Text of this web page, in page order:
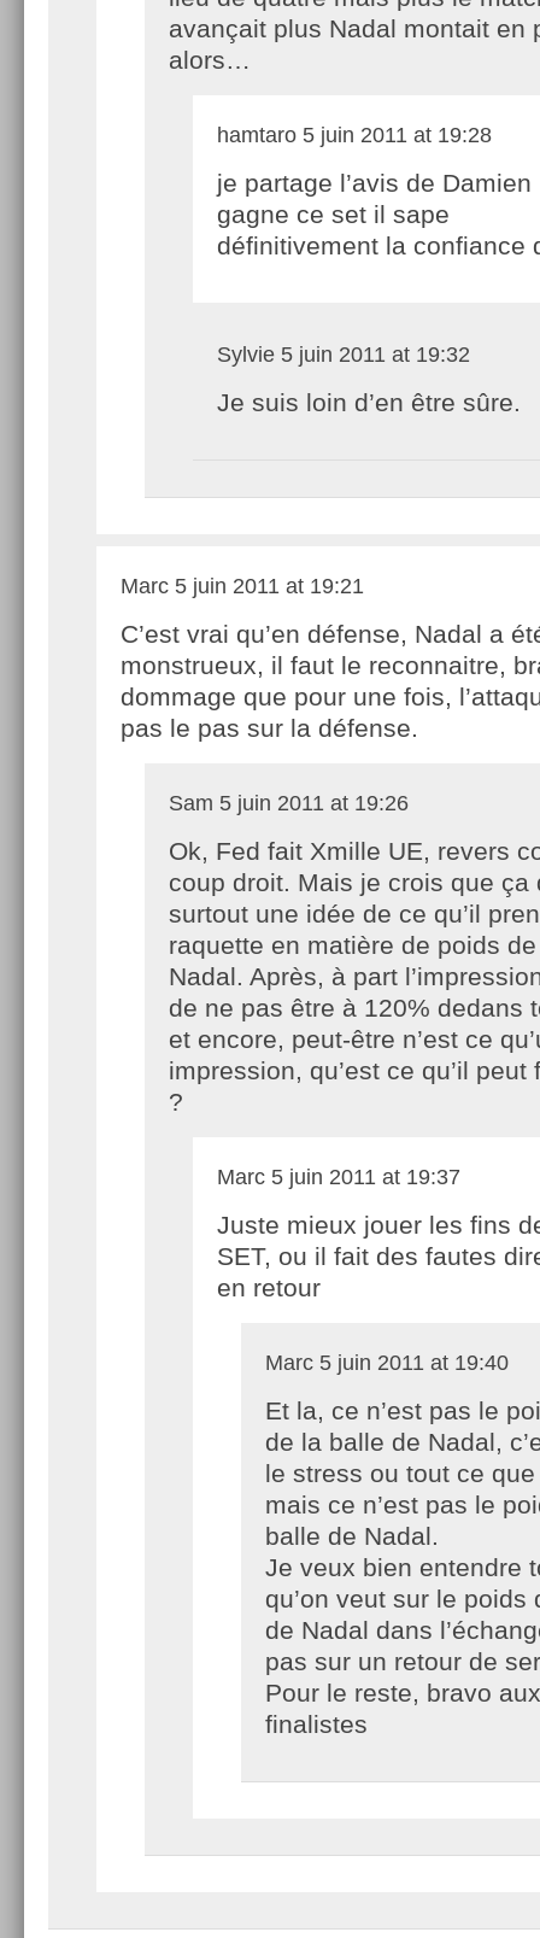
avançait plus Nadal montait en
alors…
hamtaro 5 juin 2011 at 19:28
je partage l’avis de Damien
gagne ce set il sape
définitivement la confiance
Sylvie 5 juin 2011 at 19:32
Je suis loin d’en être sûre.
Marc 5 juin 2011 at 19:21
C’est vrai qu’en défense, Nadal a
monstrueux, il faut le reconnaitre,
dommage que pour une fois,
pas le pas sur la défense.
Sam 5 juin 2011 at 19:26
Ok, Fed fait Xmille UE, revers
coup droit. Mais je crois que ça
surtout une idée de ce qu’il
raquette en matière de poids
Nadal. Après, à part
de ne pas être à 120% dedans
et encore, peut-être n’est ce
impression, qu’est ce qu’il
?
Marc 5 juin 2011 at 19:37
Juste mieux jouer les fins
SET, ou il fait des fautes
en retour
Marc 5 juin 2011 at 19:40
Et la, ce n’est pas le
de la balle de Nadal,
le stress ou tout ce
mais ce n’est pas le
balle de Nadal.
Je veux bien entendre
qu’on veut sur le poids
de Nadal dans
pas sur un retour de
Pour le reste, bravo
finalistes